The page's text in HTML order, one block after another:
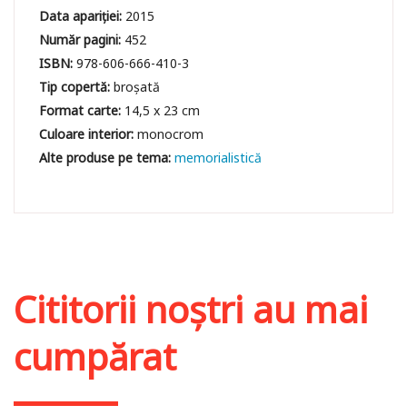
Data apariției: 2015
Număr pagini: 452
ISBN:978-606-666-410-3
Tip copertă:broșată
Format carte: 14,5 x 23 cm
Culoare interior:monocrom
memorialistică
Cititorii noștri au mai
cumpărat